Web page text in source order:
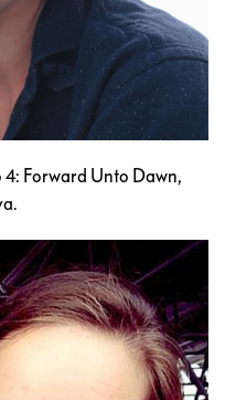
4: Forward Unto Dawn,